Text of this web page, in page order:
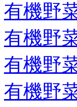
有機野
有機野
有機野
有機野